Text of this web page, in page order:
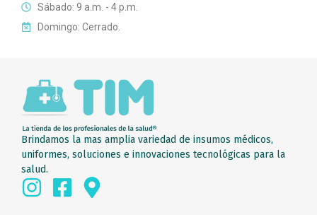
Sábado: 9 a.m. - 4 p.m.
Domingo: Cerrado.
Brindamos la mas amplia variedad de insumos médicos,
uniformes, soluciones e innovaciones tecnológicas para la
salud.